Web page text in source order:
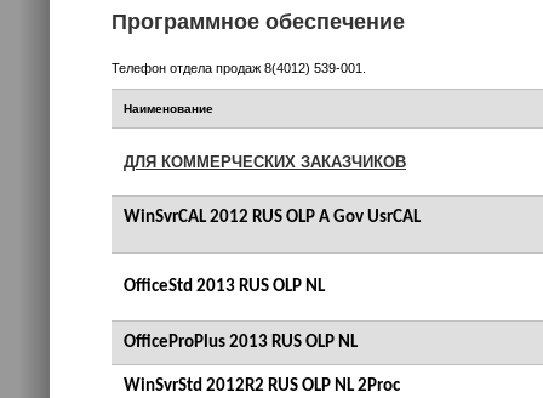
Программное обеспечение
Телефон отдела продаж 8(4012) 539-001.
Наименование
ДЛЯ КОММЕРЧЕСКИХ ЗАКАЗЧИКОВ
WinSvrCAL 2012 RUS OLP A Gov UsrCAL
OfficeStd 2013 RUS OLP NL
OfficeProPlus 2013 RUS OLP NL
WinSvrStd 2012R2 RUS OLP NL 2Proc